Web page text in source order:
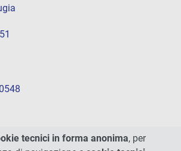
tecnici in forma anonima, per